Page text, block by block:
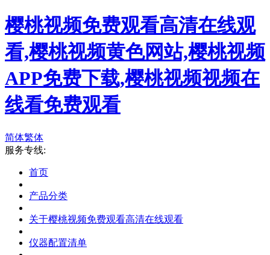
樱桃视频免费观看高清在线观
看,樱桃视频黄色网站,樱桃视频
APP免费下载,樱桃视频视频在
线看免费观看
简体繁体
服务专线:
首页
产品分类
关于樱桃视频免费观看高清在线观看
仪器配置清单